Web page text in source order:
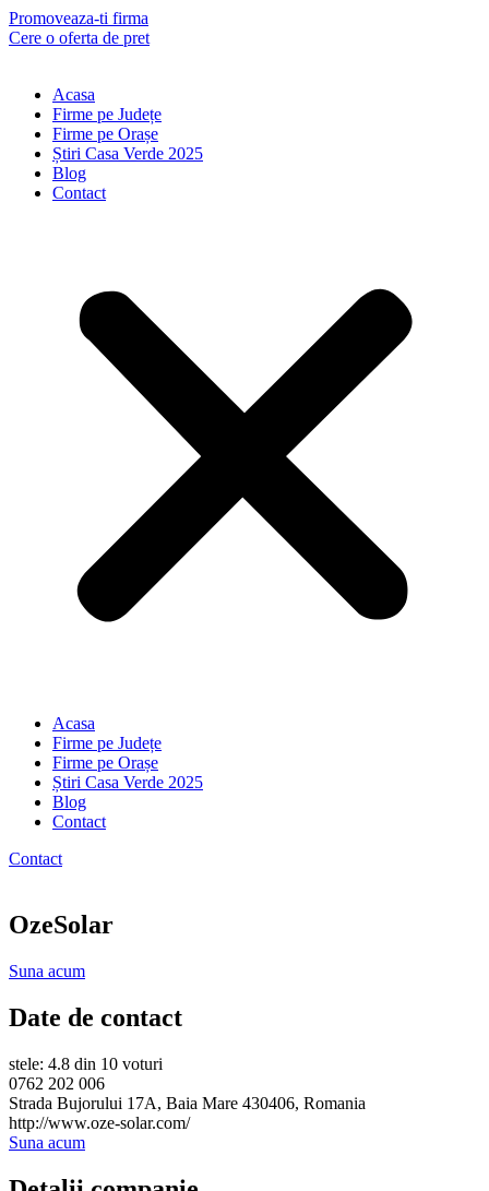
Skip
to
Promoveaza-ti firma
Cere o oferta de pret
Acasa
Firme pe Județe
Firme pe Orașe
Știri Casa Verde 2025
Blog
Contact
Acasa
Firme pe Județe
Firme pe Orașe
Știri Casa Verde 2025
Blog
Contact
Contact
OzeSolar
Suna acum
Date de contact
stele: 4.8 din 10 voturi
0762 202 006
Strada Bujorului 17A, Baia Mare 430406, Romania
http://www.oze-solar.com/
Suna acum